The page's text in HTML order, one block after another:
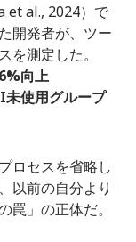
et al., 2024）で
開発者が、ツー
を測定した。
向上
未使用グループ
ロセスを省略し
以前の自分より
罠」の正体だ。